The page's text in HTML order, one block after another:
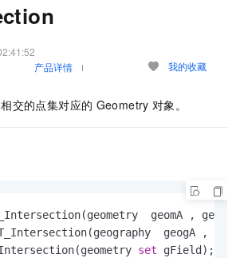
产品详情 我的收藏
交的点集对应的 Geometry 对象。
geomA ,
geogA ,
set gField);